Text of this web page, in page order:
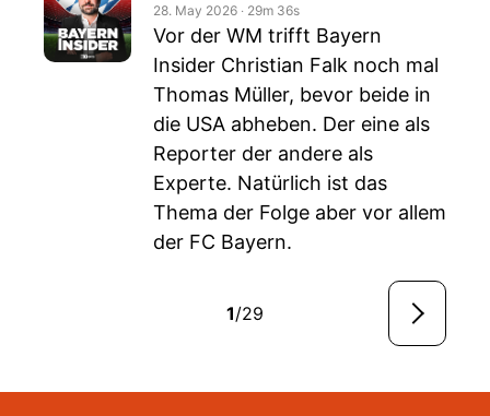
28. May 2026 ‧ 29m 36s
Vor der WM trifft Bayern
Insider Christian Falk noch mal
Thomas Müller, bevor beide in
die USA abheben. Der eine als
Reporter der andere als
Experte. Natürlich ist das
Thema der Folge aber vor allem
der FC Bayern.
1/29